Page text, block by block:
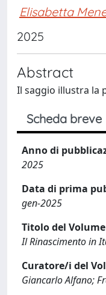
Elisabetta
2025
Abstract
Il saggio illustra la
Scheda breve
Anno di
2025
Data di prima
gen-2025
Titolo del Volume
Il Rinascimento in
Curatore/i del
Giancarlo Alfano;